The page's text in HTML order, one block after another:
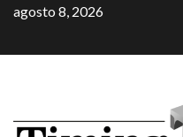
agosto 8, 2026